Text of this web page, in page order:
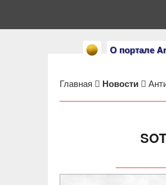
О портале
Главная Новости